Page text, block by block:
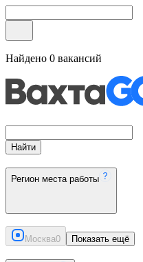
Найдено 0 вакансий
Найти
Регион места работы
Москва0 Показать ещё